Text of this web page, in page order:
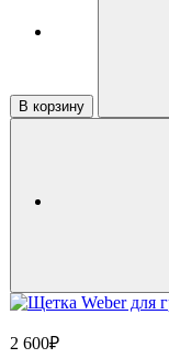
В корзину
2 600₽